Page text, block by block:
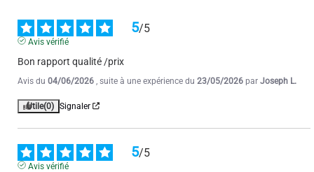
5/5
Avis vérifié
Bon rapport qualité /prix
Avis du 04/06/2026 , suite à une expérience du 23/05/2026 par Joseph L.
Utile(0) Signaler
5/5
Avis vérifié